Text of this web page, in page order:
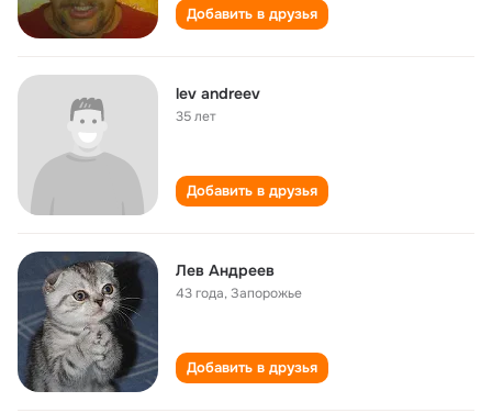
Добавить в друзья
lev andreev
35 лет
Добавить в друзья
Лев Андреев
43 года,Запорожье
Добавить в друзья